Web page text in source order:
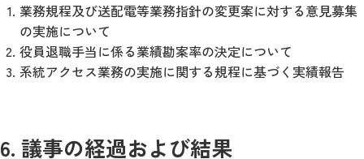
業務規程及び送配電等業務指針の変更案に対する意見募集
の実施について
役員退職手当に係る業績勘案率の決定について
系統アクセス業務の実施に関する規程に基づく実績報告
6. 議事の経過および結果